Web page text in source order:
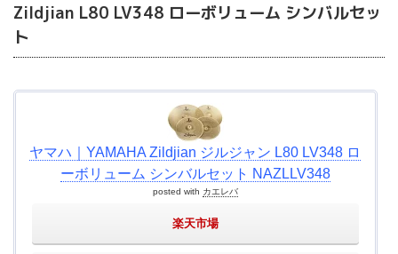
Zildjian L80 LV348 ローボリューム シンバルセッ
ト
ヤマハ｜YAMAHA Zildjian ジルジャン L80 LV348 ロ
ーボリューム シンバルセット NAZLLV348
posted with カエレバ
楽天市場